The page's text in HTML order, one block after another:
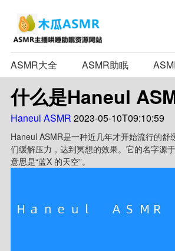
ASMR大全 ASMR助眠
什么是Haneul
Haneul ASMR 2023-05-10T09:10:59
Haneul ASMR是一种近几年才开始流行的舒
们缓解压力，达到冥想的效果。它的名字源于
意思是“蓝X 的天空”。